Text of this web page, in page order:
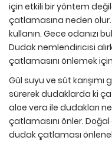
için etkili bir yöntem
çatlamasına neden
kullanın. Gece odanızı
Dudak nemlendiricisi
çatlamasını önlemek
Gül suyu ve süt
sürerek dudaklarda ki
aloe vera ile dudakları
çatlamasını önler.
dudak çatlaması